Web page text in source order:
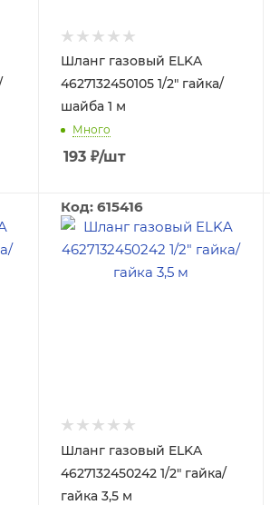
Шланг газовый ELKA
4627132450105 1/2" гайка/
шайба 1 м
Много
193₽/шт
Код: 615416
Шланг газовый ELKA
4627132450242 1/2" гайка/
гайка 3,5 м